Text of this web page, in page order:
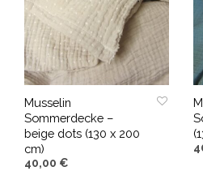
Musselin
Sommerdecke –
beige dots (130 x 200
cm)
40,00 €